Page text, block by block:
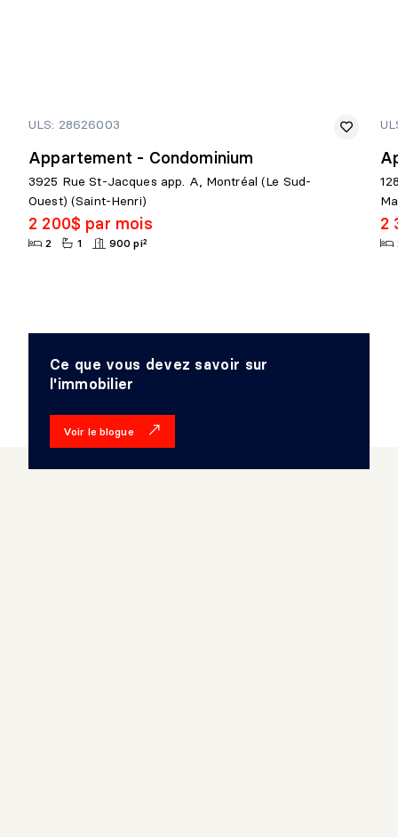
ULS: 28626003
Appartement - Condominium
3925 Rue St-Jacques app. A, Montréal (Le Sud-
Ouest) (Saint-Henri)
2 200$ par mois
2 1 900 pi²
2
Ce que vous devez savoir sur
l'immobilier
Voir le blogue